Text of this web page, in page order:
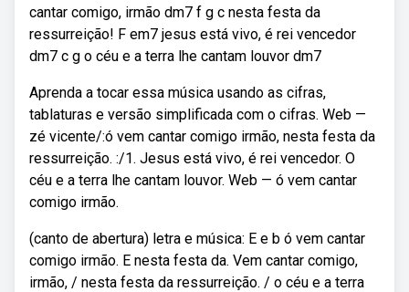
cantar comigo, irmão dm7 f g c nesta festa da
ressurreição! F em7 jesus está vivo, é rei vencedor
dm7 c g o céu e a terra lhe cantam louvor dm7
Aprenda a tocar essa música usando as cifras,
tablaturas e versão simplificada com o cifras. Web —
zé vicente/:ó vem cantar comigo irmão, nesta festa da
ressurreição. :/1. Jesus está vivo, é rei vencedor. O
céu e a terra lhe cantam louvor. Web — ó vem cantar
comigo irmão.
(canto de abertura) letra e música: E e b ó vem cantar
comigo irmão. E nesta festa da. Vem cantar comigo,
irmão, / nesta festa da ressurreição. / o céu e a terra